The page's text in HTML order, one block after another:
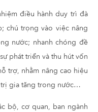
điều hành duy trì đà
chú trọng vào việc nâng
nước; nhanh chóng đề
phát triển và thu hút vốn
trợ, nhằm nâng cao hiệu
gia tăng trong nước…
bộ, cơ quan, ban ngành